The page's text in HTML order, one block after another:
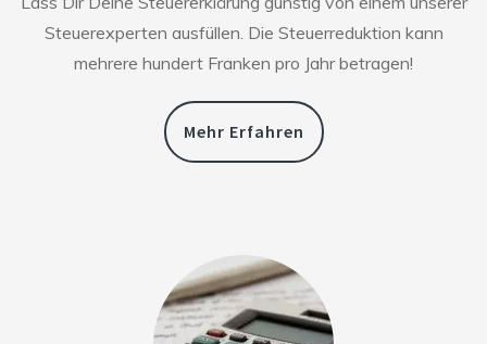
Steuerexperten ausfüllen. Die Steuerreduktion kann
mehrere hundert Franken pro Jahr betragen!
Mehr Erfahren